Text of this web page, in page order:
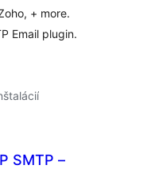
+ more.
Email plugin.
SMTP –